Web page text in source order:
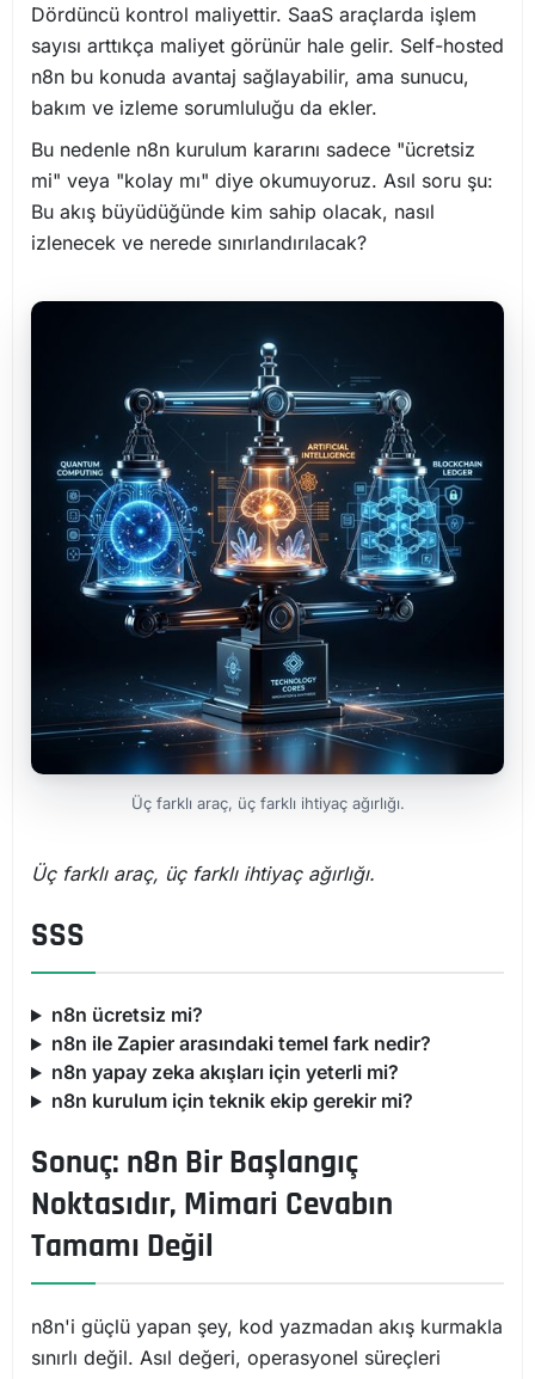
Dördüncü kontrol maliyettir. SaaS araçlarda işlem
sayısı arttıkça maliyet görünür hale gelir. Self-hosted
n8n bu konuda avantaj sağlayabilir, ama sunucu,
bakım ve izleme sorumluluğu da ekler.
Bu nedenle n8n kurulum kararını sadece "ücretsiz
mi" veya "kolay mı" diye okumuyoruz. Asıl soru şu:
Bu akış büyüdüğünde kim sahip olacak, nasıl
izlenecek ve nerede sınırlandırılacak?
Üç farklı araç, üç farklı ihtiyaç ağırlığı.
Üç farklı araç, üç farklı ihtiyaç ağırlığı.
SSS
n8n ücretsiz mi?
n8n ile Zapier arasındaki temel fark nedir?
n8n yapay zeka akışları için yeterli mi?
n8n kurulum için teknik ekip gerekir mi?
Sonuç: n8n Bir Başlangıç
Noktasıdır, Mimari Cevabın
Tamamı Değil
n8n'i güçlü yapan şey, kod yazmadan akış kurmakla
sınırlı değil. Asıl değeri, operasyonel süreçleri